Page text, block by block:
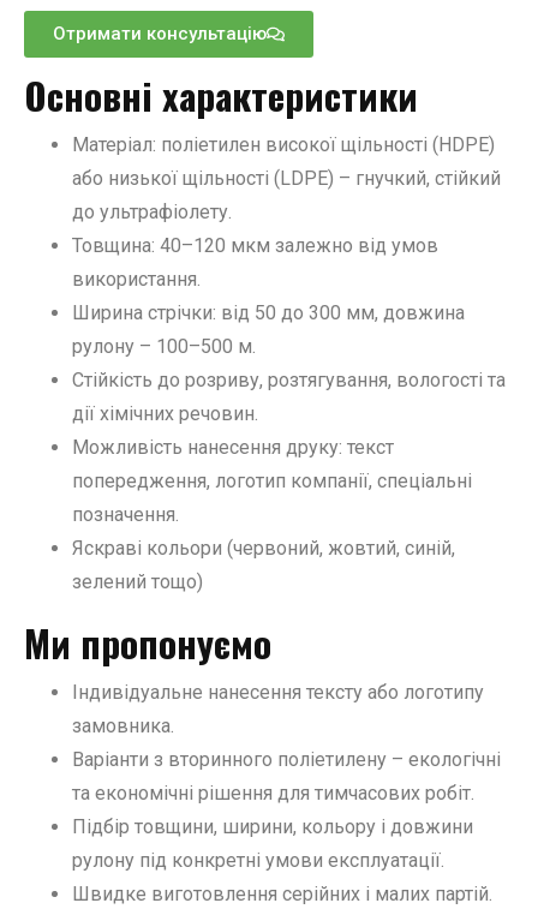
Отримати консультацію
Основні характеристики
Матеріал: поліетилен високої щільності (HDPE)
або низької щільності (LDPE) – гнучкий, стійкий
до ультрафіолету.
Товщина: 40–120 мкм залежно від умов
використання.
Ширина стрічки: від 50 до 300 мм, довжина
рулону – 100–500 м.
Стійкість до розриву, розтягування, вологості та
дії хімічних речовин.
Можливість нанесення друку: текст
попередження, логотип компанії, спеціальні
позначення.
Яскраві кольори (червоний, жовтий, синій,
зелений тощо)
Ми пропонуємо
Індивідуальне нанесення тексту або логотипу
замовника.
Варіанти з вторинного поліетилену – екологічні
та економічні рішення для тимчасових робіт.
Підбір товщини, ширини, кольору і довжини
рулону під конкретні умови експлуатації.
Швидке виготовлення серійних і малих партій.